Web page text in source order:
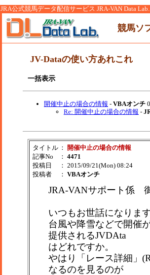
JRA公式競馬データ配信サービス JRA-VAN Data Lab.
競馬ソ
JV-Dataの使い方あれこれ
一括表示
開催中止の場合の情報 - VBAオンチ
Re: 開催中止の場合の情報 -
タイトル ：
開催中止の場合の情報
記事No
： 4471
投稿日
： 2015/09/21(Mon) 08:24
投稿者
： VBAオンチ
JRA-VANサポート係
いつもお世話になりま
台風や降雪などで開催
提供されるJVDAta
はどれですか。
やはり「レース詳細」
なるのを見るのが